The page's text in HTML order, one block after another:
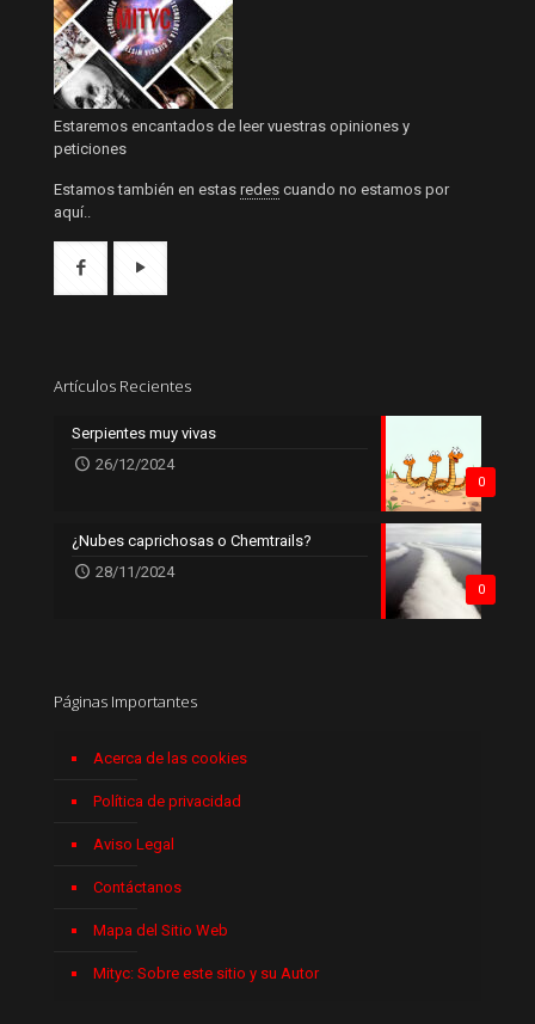
Estaremos encantados de leer vuestras opiniones y
peticiones
Estamos también en estas redes cuando no estamos por
aquí..
Artículos Recientes
0
Serpientes muy vivas
26/12/2024
0
¿Nubes caprichosas o Chemtrails?
28/11/2024
Páginas Importantes
Acerca de las cookies
Política de privacidad
Aviso Legal
Contáctanos
Mapa del Sitio Web
Mityc: Sobre este sitio y su Autor